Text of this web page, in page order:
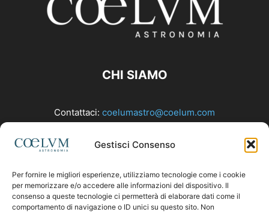
Gestisci Consenso
Per fornire le migliori esperienze, utilizziamo tecnologie come i cookie
per memorizzare e/o accedere alle informazioni del dispositivo. Il
consenso a queste tecnologie ci permetterà di elaborare dati come il
comportamento di navigazione o ID unici su questo sito. Non
CHI SIAMO
Contattaci: coelumastro@coelum.com
SEGUICI